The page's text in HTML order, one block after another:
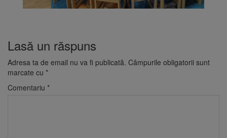
Lasă un răspuns
Adresa ta de email nu va fi publicată. Câmpurile obligatorii sunt
marcate cu *
Comentariu *